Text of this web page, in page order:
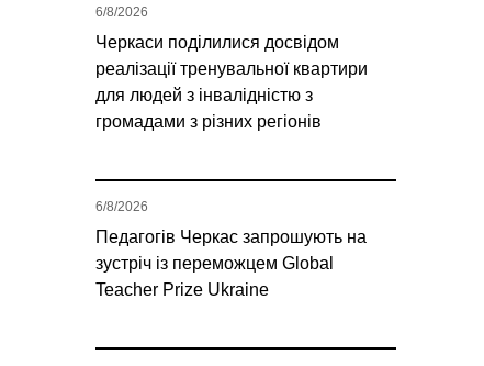
Черкаси поділилися досвідом
реалізації тренувальної квартири
для людей з інвалідністю з
громадами з різних регіонів
6/8/2026
Педагогів Черкас запрошують на
зустріч із переможцем Global
Teacher Prize Ukraine
6/8/2026